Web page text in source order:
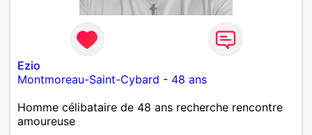
Ezio
Montmoreau-Saint-Cybard - 48 ans
Homme célibataire de 48 ans recherche rencontre
amoureuse